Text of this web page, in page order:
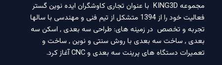
مجموعه KING3D با عنوان تجاری کاوشگران ایده نوین گستر
فعالیت خود را از 1394 متشکل از تیم فنی و مهندسی با سالها
تجربه و تخصص در زمینه های: طراحی سه بعدی , اسکن سه
بعدی , ساخت سه بعدی با روش سنتی و نوین , ساخت و
تعمیرات دستگاه های پرینت سه بعدی و CNC آغاز کرد.